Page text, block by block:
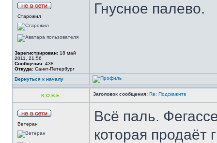
Старожил
Зарегистрирован: 18 май
2011, 21:56
Сообщения: 438
Откуда: Санкт-Петербург
Гнусное палево.
Вернуться к началу
K.O.B.E. Заголовок сообщения: Re: Подскажите
Ветеран
Всё паль.
которая продаёт